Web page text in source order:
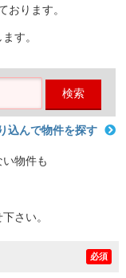
おります。
す。
検索
込んで物件を探す
物件も
さい。
必須